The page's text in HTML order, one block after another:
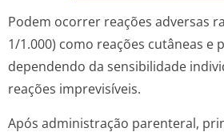
Podem ocorrer reações adversas
1/1.000) como reações cutâneas e
dependendo da sensibilidade
reações imprevisíveis.
Após administração parenteral,